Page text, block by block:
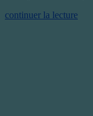
continuer la lecture